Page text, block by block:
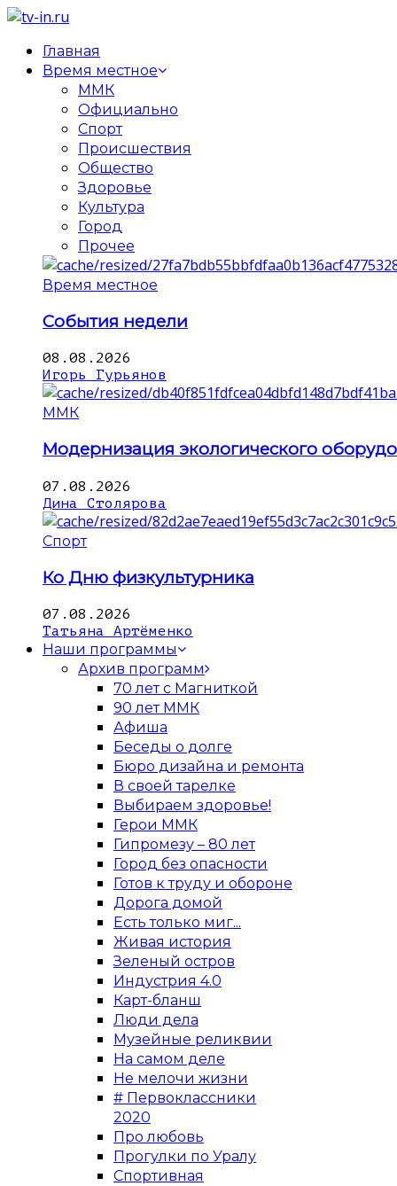
Главная
Время местное
ММК
Официально
Спорт
Происшествия
Общество
Здоровье
Культура
Город
Прочее
Время местное
События недели
08.08.2026
Игорь Гурьянов
ММК
Модернизация экологического
07.08.2026
Дина Столярова
Спорт
Ко Дню физкультурника
07.08.2026
Татьяна Артёменко
Наши программы
Архив программ
70 лет с Магниткой
90 лет ММК
Афиша
Беседы о долге
Бюро дизайна и ремонта
В своей тарелке
Выбираем здоровье!
Герои ММК
Гипромезу – 80 лет
Город без опасности
Готов к труду и обороне
Дорога домой
Есть только миг...
Живая история
Зеленый остров
Индустрия 4.0
Карт-бланш
Люди дела
Музейные реликвии
На самом деле
Не мелочи жизни
# Первоклассники
2020
Про любовь
Прогулки по Уралу
Спортивная